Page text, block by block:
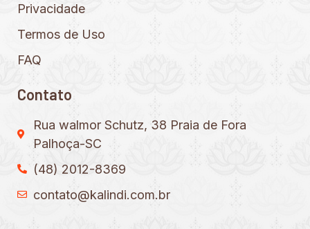
Privacidade
Termos de Uso
FAQ
Contato
Rua walmor Schutz, 38 Praia de Fora
Palhoça-SC
(48) 2012-8369
contato@kalindi.com.br